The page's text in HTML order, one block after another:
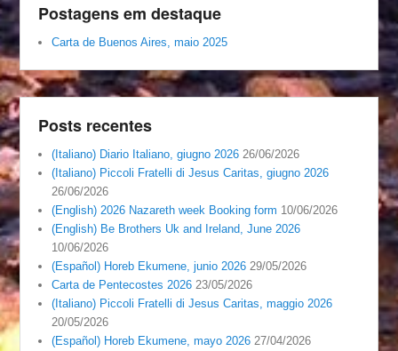
Postagens em destaque
Carta de Buenos Aires, maio 2025
Posts recentes
(Italiano) Diario Italiano, giugno 2026 26/06/2026
(Italiano) Piccoli Fratelli di Jesus Caritas, giugno 2026
26/06/2026
(English) 2026 Nazareth week Booking form 10/06/2026
(English) Be Brothers Uk and Ireland, June 2026
10/06/2026
(Español) Horeb Ekumene, junio 2026 29/05/2026
Carta de Pentecostes 2026 23/05/2026
(Italiano) Piccoli Fratelli di Jesus Caritas, maggio 2026
20/05/2026
(Español) Horeb Ekumene, mayo 2026 27/04/2026